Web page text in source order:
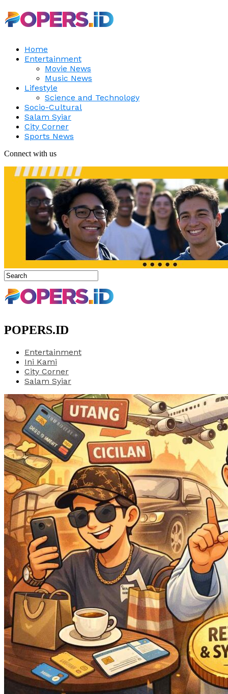
Home
Entertainment
Movie News
Music News
Lifestyle
Science and Technology
Socio-Cultural
Salam Syiar
City Corner
Sports News
Connect with us
POPERS.ID
Entertainment
Ini Kami
City Corner
Salam Syiar